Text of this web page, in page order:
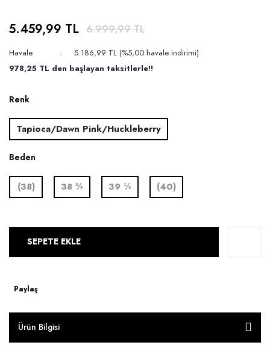
5.459,99 TL 6.999,99 TL
Havale
5.186,99 TL (%5,00 havale indirimi)
978,25 TL den başlayan taksitlerle!!
Renk
Tapioca/Dawn Pink/Huckleberry
Beden
(38) 38 ⅔ 39 ⅓ (40)
SEPETE EKLE
Paylaş
Ürün Bilgisi